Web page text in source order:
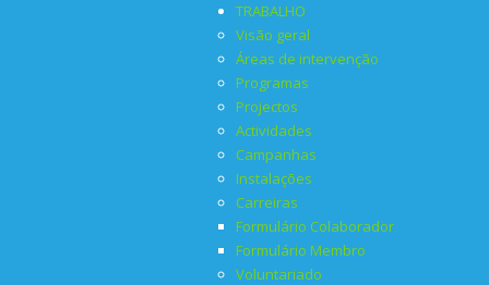
TRABALHO
Visão geral
Áreas de intervenção
Programas
Projectos
Actividades
Campanhas
Instalações
Carreiras
Formulário Colaborador
Formulário Membro
Voluntariado